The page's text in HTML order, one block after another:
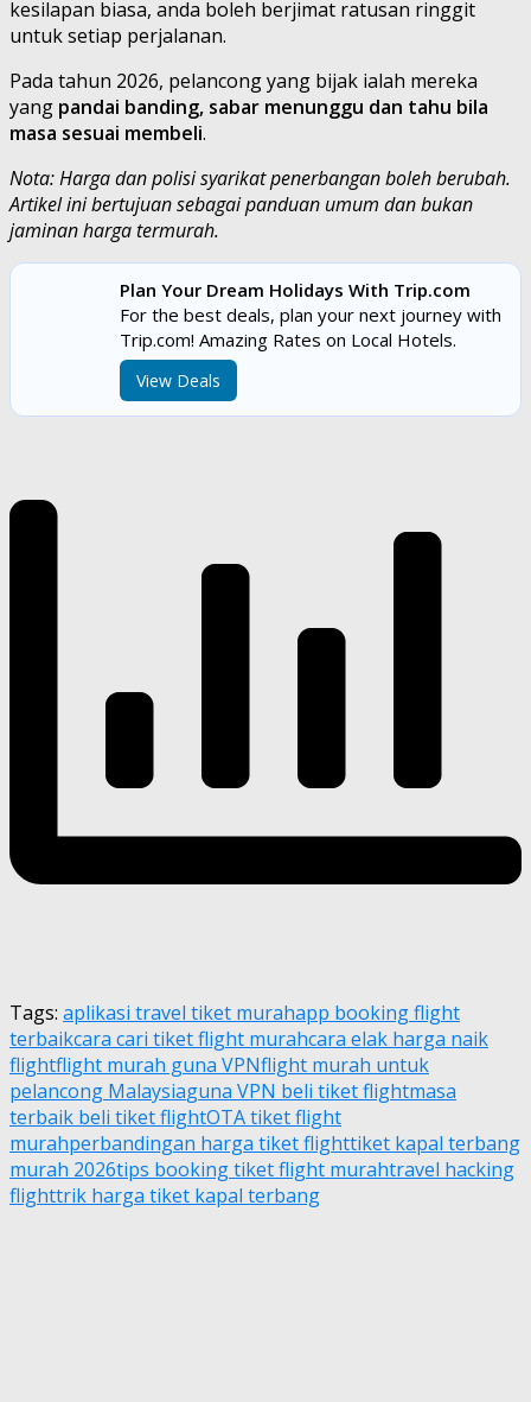
kesilapan biasa, anda boleh berjimat ratusan ringgit
untuk setiap perjalanan.
Pada tahun 2026, pelancong yang bijak ialah mereka
yang pandai banding, sabar menunggu dan tahu bila
masa sesuai membeli.
Nota: Harga dan polisi syarikat penerbangan boleh berubah.
Artikel ini bertujuan sebagai panduan umum dan bukan
jaminan harga termurah.
Plan Your Dream Holidays With Trip.com
For the best deals, plan your next journey with
Trip.com! Amazing Rates on Local Hotels.
View Deals
Tags: aplikasi travel tiket murahapp booking flight
terbaikcara cari tiket flight murahcara elak harga naik
flightflight murah guna VPNflight murah untuk
pelancong Malaysiaguna VPN beli tiket flightmasa
terbaik beli tiket flightOTA tiket flight
murahperbandingan harga tiket flighttiket kapal terbang
murah 2026tips booking tiket flight murahtravel hacking
flighttrik harga tiket kapal terbang